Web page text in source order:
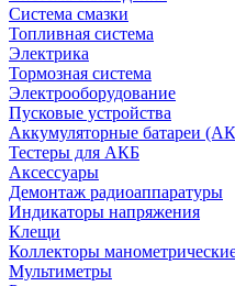
Система смазки
Топливная система
Электрика
Тормозная система
Электрооборудование
Пусковые устройства
Аккумуляторные батареи
Тестеры для АКБ
Аксессуары
Демонтаж радиоаппаратуры
Индикаторы напряжения
Клещи
Коллекторы
Мультиметры